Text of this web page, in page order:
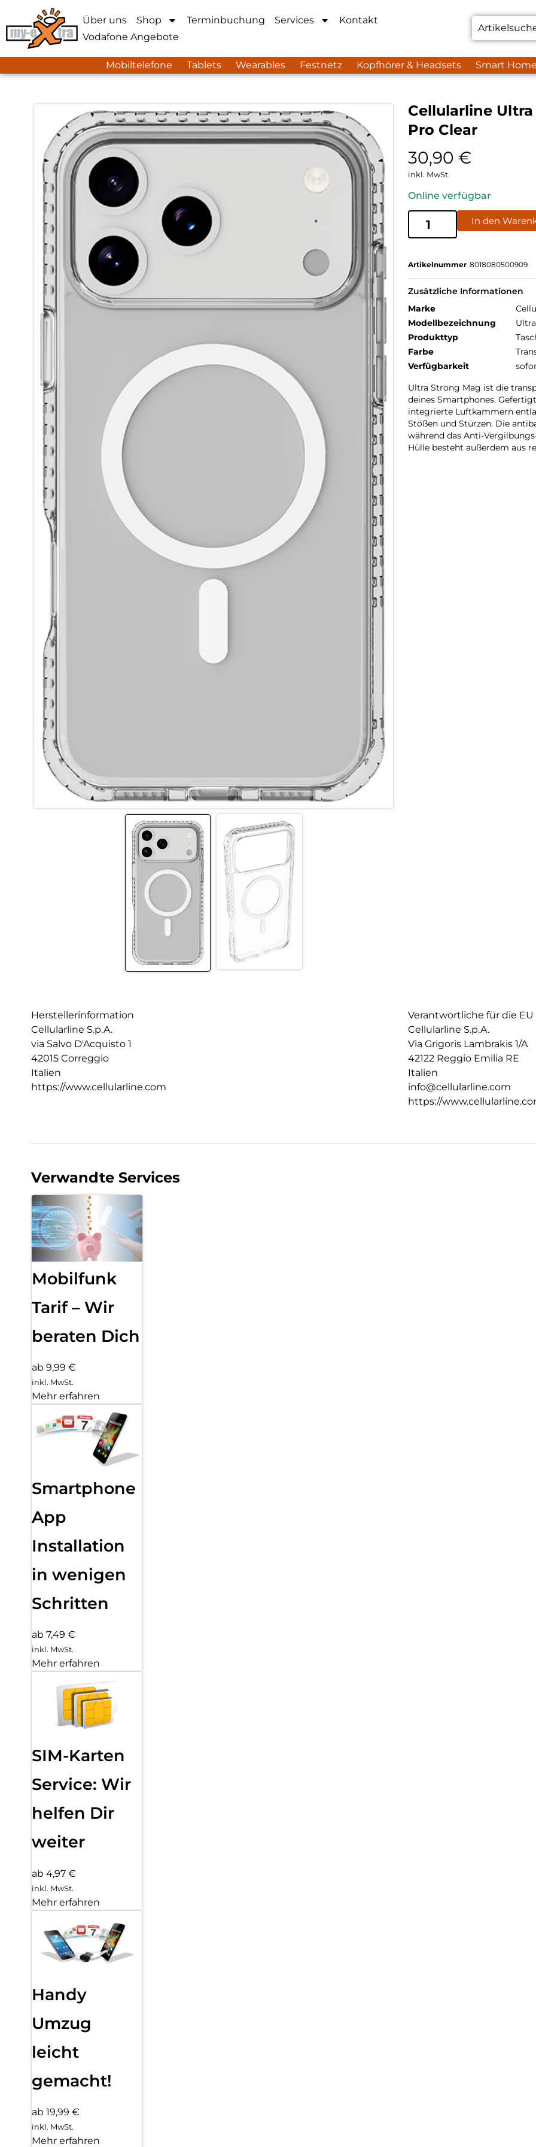
Über uns Shop Terminbuchung Services
Kontakt
Vodafone Angebote
Mobiltelefone Tablets Wearables Festnetz Kopfhörer & Headsets Smart
Cellularline Ultra
Pro Clear
30,90 €
inkl. MwSt.
Online verfügbar
In den
Artikelnummer 8018080500909
Zusätzliche Informationen
Marke
Modellbezeichnung
Produkttyp
Farbe
Verfügbarkeit
Ultra Strong Mag ist die
deines Smartphones.
integrierte Luftkammern
Stößen und Stürzen. Die
während das Anti-
Hülle besteht außerdem aus
Herstellerinformation
Cellularline S.p.A.
via Salvo D'Acquisto 1
42015 Correggio
Italien
https://www.cellularline.com
Verantwortliche für die EU
Cellularline S.p.A.
Via Grigoris Lambrakis 1/A
42122 Reggio Emilia RE
Italien
info@cellularline.com
https://
Verwandte Services
Mobilfunk
Tarif – Wir
beraten Dich
ab 9,99 €
inkl. MwSt.
Mehr erfahren
Smartphone
App
Installation
in wenigen
Schritten
ab 7,49 €
inkl. MwSt.
Mehr erfahren
SIM-Karten
Service: Wir
helfen Dir
weiter
ab 4,97 €
inkl. MwSt.
Mehr erfahren
Handy
Umzug
leicht
gemacht!
ab 19,99 €
inkl. MwSt.
Mehr erfahren